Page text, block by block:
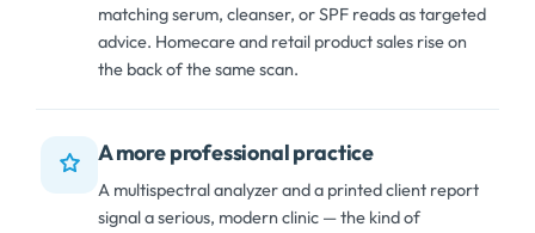
matching serum, cleanser, or SPF reads as targeted
advice. Homecare and retail product sales rise on
the back of the same scan.
A more professional practice
A multispectral analyzer and a printed client report
signal a serious, modern clinic — the kind of